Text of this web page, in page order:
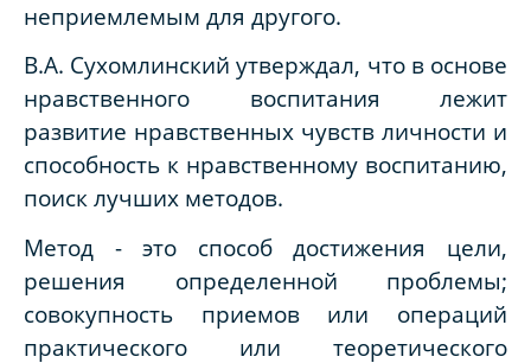
неприемлемым для другого.
В.А. Сухомлинский утверждал, что в основе
нравственного воспитания лежит
развитие нравственных чувств личности и
способность к нравственному воспитанию,
поиск лучших методов.
Метод - это способ достижения цели,
решения определенной проблемы;
совокупность приемов или операций
практического или теоретического